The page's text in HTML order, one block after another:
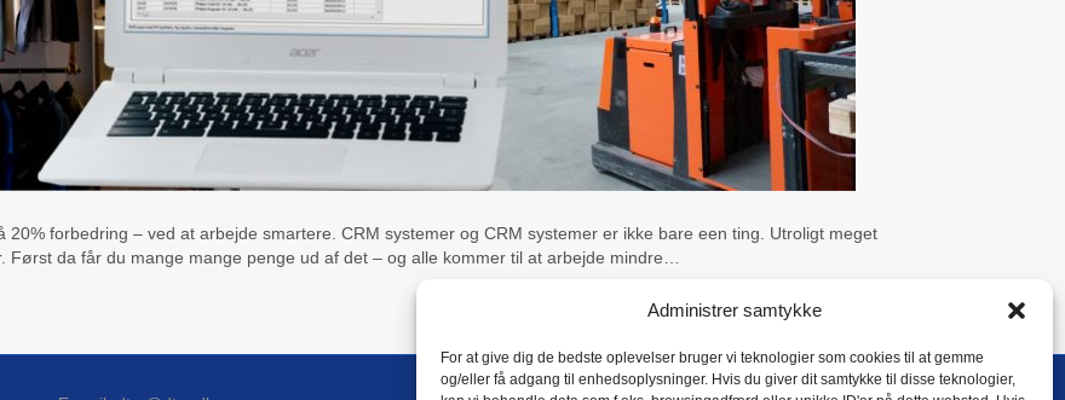
Administrer samtykke
For at give dig de bedste oplevelser bruger vi teknologier som cookies til at gemme
og/eller få adgang til enhedsoplysninger. Hvis du giver dit samtykke til disse teknologier,
forbedring – ved at arbejde smartere. CRM systemer og CRM systemer er ikke bare een ting. Utroligt meget
da får du mange mange penge ud af det – og alle kommer til at arbejde mindre…